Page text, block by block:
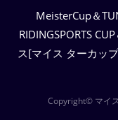
MeisterCup＆
RIDINGSPORTS
ス[マイス ターカッ
Copyright© マイ